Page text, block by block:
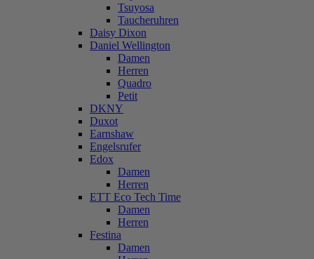
Tsuyosa
Taucheruhren
Daisy Dixon
Daniel Wellington
Damen
Herren
Quadro
Petit
DKNY
Duxot
Earnshaw
Engelsrufer
Edox
Damen
Herren
ETT Eco Tech Time
Damen
Herren
Festina
Damen